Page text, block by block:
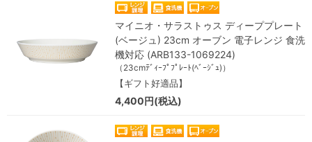
マイニオ・サラストゥス ディーププレート
(ベージュ) 23cm オーブン 電子レンジ 食洗
機対応 (ARB133-1069224)
（23cmﾃﾞｨｰﾌﾟﾌﾟﾚｰﾄ(ﾍﾞｰｼﾞｭ)）
【ギフト好適品】
4,400円(税込)